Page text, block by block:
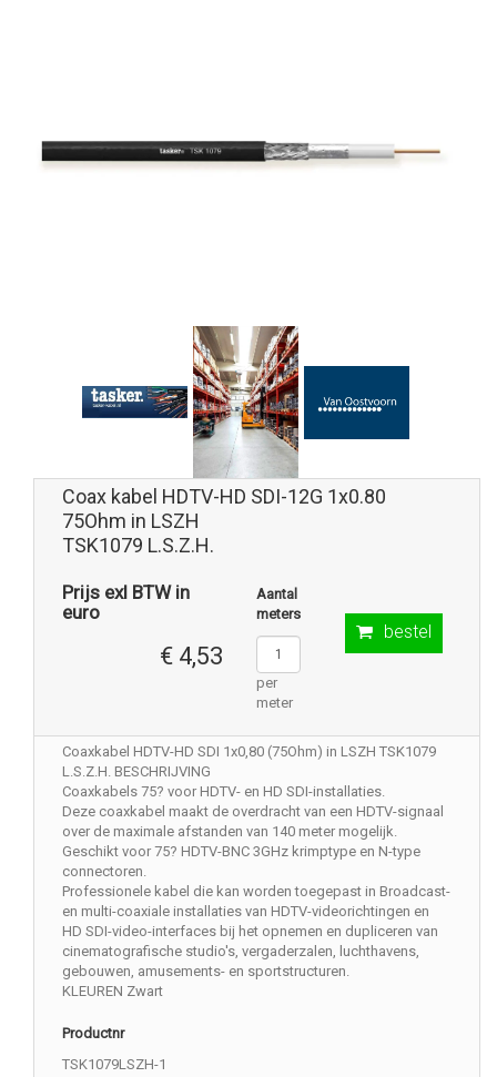
Coax kabel HDTV-HD SDI-12G 1x0.80
75Ohm in LSZH
TSK1079 L.S.Z.H.
Prijs exl BTW in
euro
€ 4,53
Aantal
meters
per
meter
bestel
Coaxkabel HDTV-HD SDI 1x0,80 (75Ohm) in LSZH TSK1079
L.S.Z.H. BESCHRIJVING
Coaxkabels 75? voor HDTV- en HD SDI-installaties.
Deze coaxkabel maakt de overdracht van een HDTV-signaal
over de maximale afstanden van 140 meter mogelijk.
Geschikt voor 75? HDTV-BNC 3GHz krimptype en N-type
connectoren.
Professionele kabel die kan worden toegepast in Broadcast-
en multi-coaxiale installaties van HDTV-videorichtingen en
HD SDI-video-interfaces bij het opnemen en dupliceren van
cinematografische studio's, vergaderzalen, luchthavens,
gebouwen, amusements- en sportstructuren.
KLEUREN Zwart
Productnr
TSK1079LSZH-1